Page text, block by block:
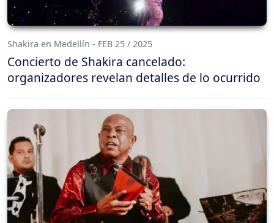
Shakira en Medellín - FEB 25 / 2025
Concierto de Shakira cancelado:
organizadores revelan detalles de lo ocurrido